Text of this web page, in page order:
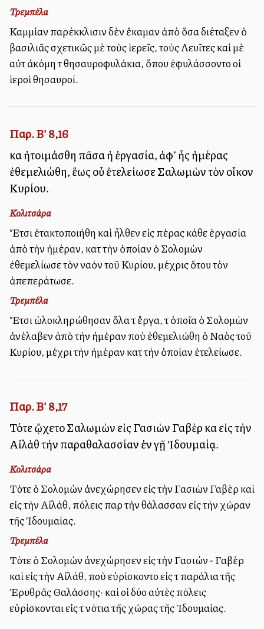
Τρεμπέλα
Καμμίαν παρέκκλισιν δὲν ἔκαμαν ἀπὸ ὅσα διέταξεν ὁ
βασιλιᾶς σχετικῶς μὲ τοὺς ἱερεῖς, τοὺς Λευῖτες καὶ μὲ
αὐτὰ ἀκόμη τὰ θησαυροφυλάκια, ὅπου ἐφυλάσσοντο οἱ
ἱεροὶ θησαυροί.
Παρ. Β' 8,16
καὶ ἡτοιμάσθη πᾶσα ἡ ἐργασία, ἀφ’ ἧς ἡμέρας
ἐθεμελιώθη, ἕως οὗ ἐτελείωσε Σαλωμὼν τὸν οἶκον
Κυρίου.
Κολιτσάρα
Ἔτσι ἐτακτοποιήθη καὶ ἦλθεν εἰς πέρας κάθε ἐργασία
ἀπὸ τὴν ἡμέραν, κατὰ τὴν ὁποίαν ὁ Σολομὼν
ἐθεμελίωσε τὸν ναὸν τοῦ Κυρίου, μέχρις ὅτου τὸν
ἀπεπεράτωσε.
Τρεμπέλα
Ἔτσι ὠλοκληρώθησαν ὅλα τὰ ἔργα, τὰ ὁποῖα ὁ Σολομὼν
ἀνέλαβεν ἀπὸ τὴν ἡμέραν ποὺ ἐθεμελιώθη ὁ Ναὸς τοῦ
Κυρίου, μέχρι τὴν ἡμέραν κατὰ τὴν ὁποίαν ἐτελείωσε.
Παρ. Β' 8,17
Τότε ᾤχετο Σαλωμὼν εἰς Γασιὼν Γαβὲρ καὶ εἰς τὴν
Αἰλὰθ τὴν παραθαλασσίαν ἐν γῇ Ἰδουμαίᾳ.
Κολιτσάρα
Τότε ὁ Σολομὼν ἀνεχώρησεν εἰς τὴν Γασιὼν Γαβὲρ καὶ
εἰς τὴν Αἰλάθ, πόλεις παρὰ τὴν θάλασσαν εἰς τὴν χώραν
τῆς Ἰδουμαίας.
Τρεμπέλα
Τότε ὁ Σολομὼν ἀνεχώρησεν εἰς τὴν Γασιών - Γαβὲρ
καὶ εἰς τὴν Αἰλάθ, ποὺ εὑρίσκοντο εἰς τὰ παράλια τῆς
Ἐρυθρᾶς Θαλάσσης· καὶ οἱ δύο αὐτὲς πόλεις
εὑρίσκονται εἰς τὰ νότια τῆς χώρας τῆς Ἰδουμαίας.